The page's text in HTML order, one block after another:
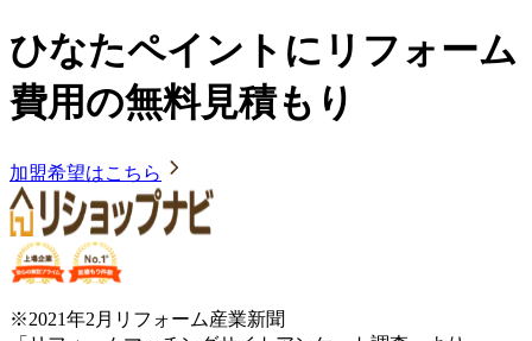
ひなたペイントにリフォーム
費用の無料見積もり
加盟希望はこちら
※2021年2月リフォーム産業新聞